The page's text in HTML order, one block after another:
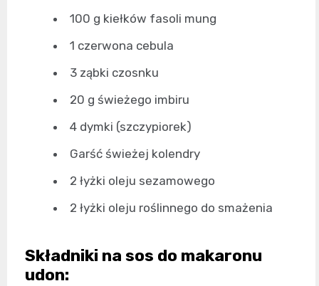
100 g kiełków fasoli mung
1 czerwona cebula
3 ząbki czosnku
20 g świeżego imbiru
4 dymki (szczypiorek)
Garść świeżej kolendry
2 łyżki oleju sezamowego
2 łyżki oleju roślinnego do smażenia
Składniki na sos do makaronu
udon: